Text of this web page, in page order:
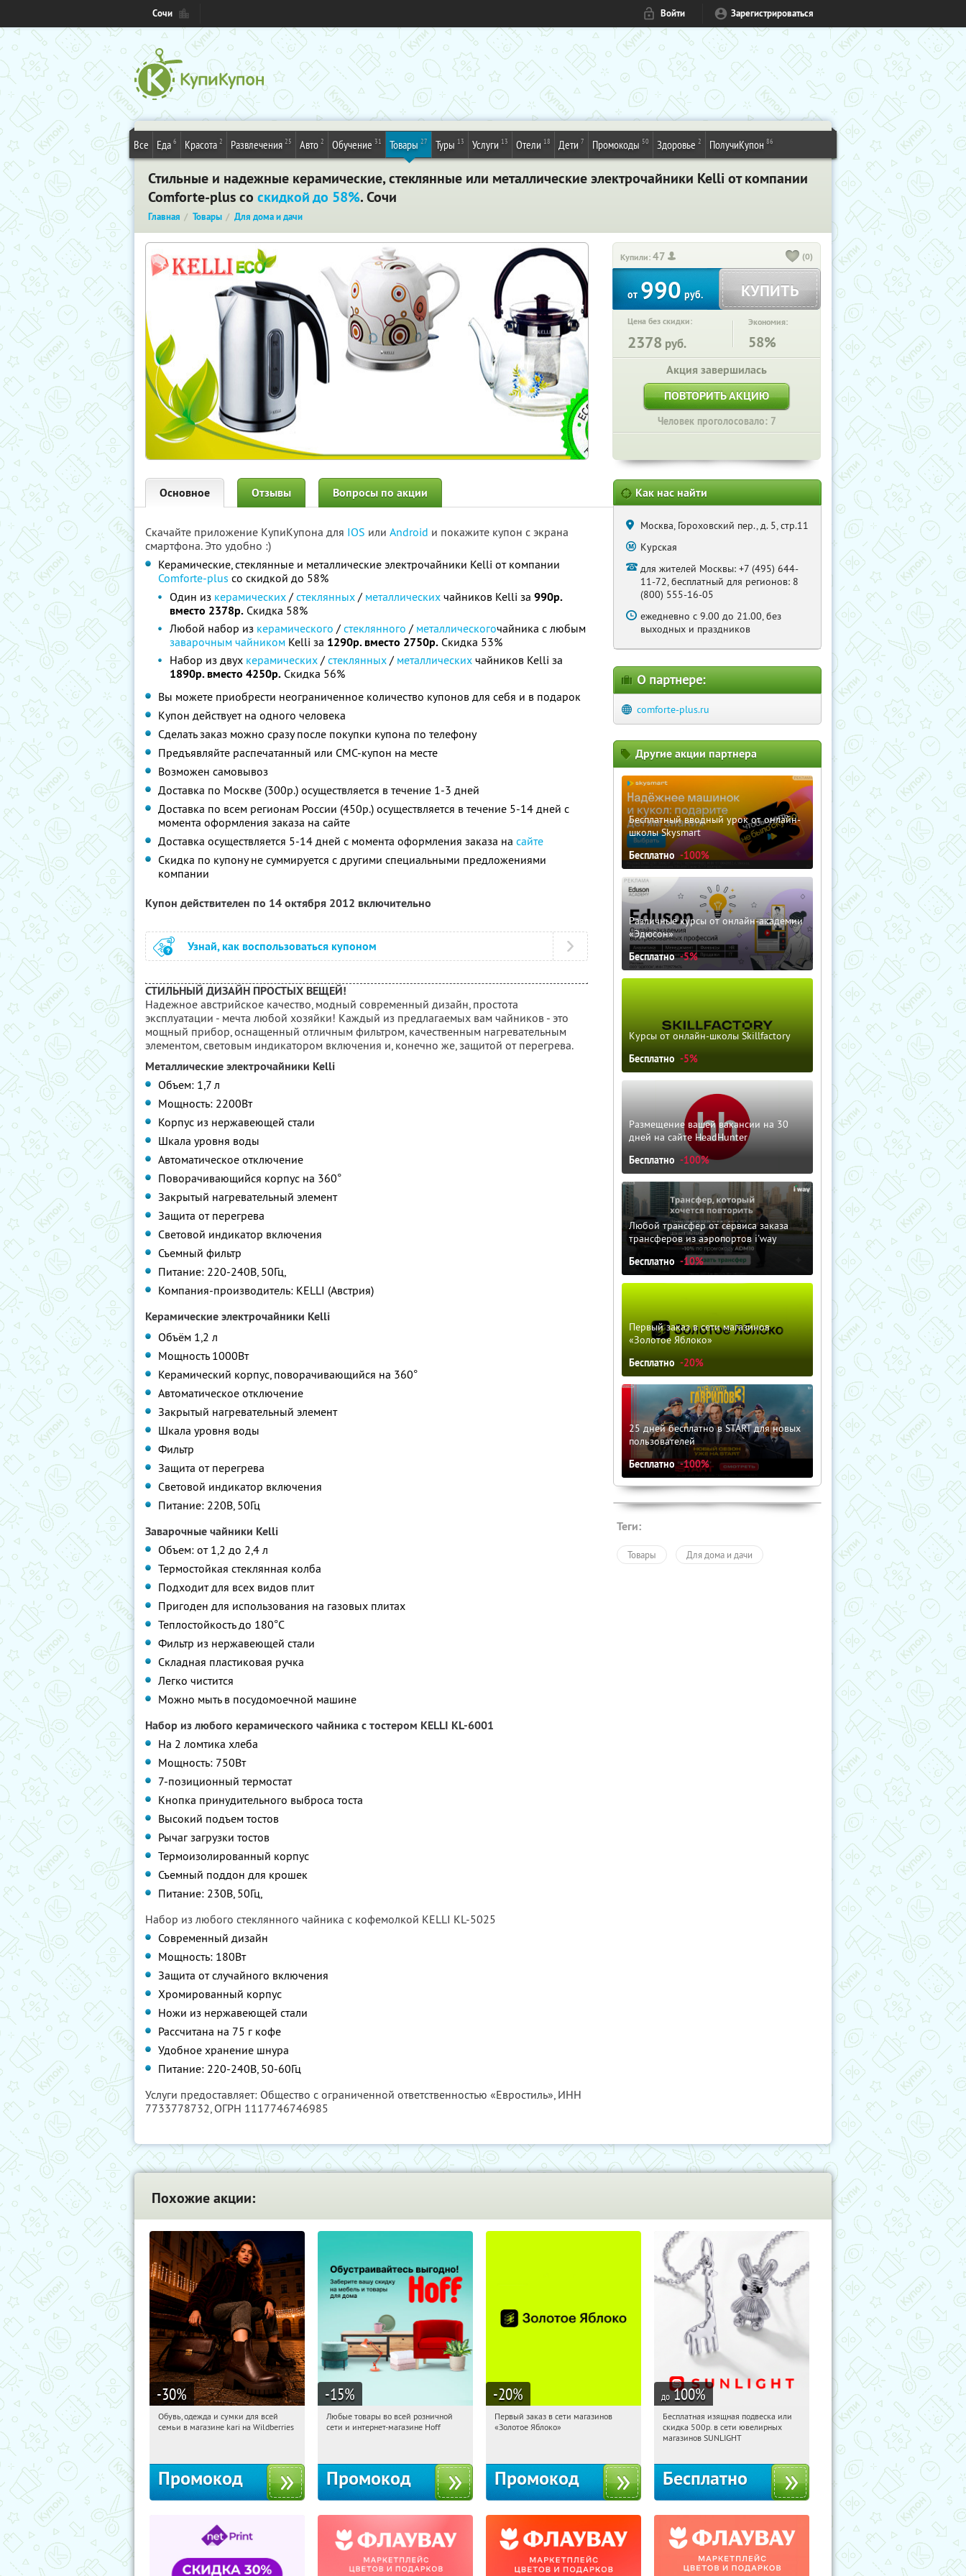
Сочи Войти Зарегистрироваться
Все Еда 6 Красота 2 Развлечения 25 Авто 2 Обучение 31 Товары 27 Туры 13 Услуги 13 Отели 18 Дети 7 Промокоды 50 Здоровье 2 ПолучиКупон 86
Стильные и надежные керамические, стеклянные или металлические электрочайники Kelli от компании
Comforte-plus со скидкой до 58%. Сочи
Главная Товары Для дома и дачи
Купили:47 (0)
от990руб. КУПИТЬ
Цена без скидки:
2378 руб.
Экономия:
58%
Акция завершилась
ПОВТОРИТЬ АКЦИЮ
Человек проголосовало: 7
Основное Отзывы Вопросы по акции
Скачайте приложение КупиКупона для IOS или Android и покажите купон с экрана
смартфона. Это удобно :)
Керамические, стеклянные и металлические электрочайники Kelli от компании
Comforte-plus со скидкой до 58%
Один из керамических / стеклянных / металлических чайников Kelli за 990р.
вместо 2378р. Скидка 58%
Любой набор из керамического / стеклянного / металлическогочайника с любым
заварочным чайником Kelli за 1290р. вместо 2750р. Скидка 53%
Набор из двух керамических / стеклянных / металлических чайников Kelli за
1890р. вместо 4250р. Скидка 56%
Вы можете приобрести неограниченное количество купонов для себя и в подарок
Купон действует на одного человека
Сделать заказ можно сразу после покупки купона по телефону
Предъявляйте распечатанный или СМС-купон на месте
Возможен самовывоз
Доставка по Москве (300р.) осуществляется в течение 1-3 дней
Доставка по всем регионам России (450р.) осуществляется в течение 5-14 дней с
момента оформления заказа на сайте
Доставка осуществляется 5-14 дней с момента оформления заказа на сайте
Скидка по купону не суммируется с другими специальными предложениями
компании
Купон действителен по 14 октября 2012 включительно
Узнай, как воспользоваться купоном
СТИЛЬНЫЙ ДИЗАЙН ПРОСТЫХ ВЕЩЕЙ!
Надежное австрийское качество, модный современный дизайн, простота
эксплуатации - мечта любой хозяйки! Каждый из предлагаемых вам чайников - это
мощный прибор, оснащенный отличным фильтром, качественным нагревательным
элементом, световым индикатором включения и, конечно же, защитой от перегрева.
Металлические электрочайники Kelli
Объем: 1,7 л
Мощность: 2200Вт
Корпус из нержавеющей стали
Шкала уровня воды
Автоматическое отключение
Поворачивающийся корпус на 360°
Закрытый нагревательный элемент
Защита от перегрева
Световой индикатор включения
Съемный фильтр
Питание: 220-240В, 50Гц,
Компания-производитель: KELLI (Австрия)
Керамические электрочайники Kelli
Объём 1,2 л
Мощность 1000Вт
Керамический корпус, поворачивающийся на 360°
Автоматическое отключение
Закрытый нагревательный элемент
Шкала уровня воды
Фильтр
Защита от перегрева
Световой индикатор включения
Питание: 220В, 50Гц
Заварочные чайники Kelli
Объем: от 1,2 до 2,4 л
Термостойкая стеклянная колба
Подходит для всех видов плит
Пригоден для использования на газовых плитах
Теплостойкость до 180°С
Фильтр из нержавеющей стали
Складная пластиковая ручка
Легко чистится
Можно мыть в посудомоечной машине
Набор из любого керамического чайника с тостером KELLI KL-6001
На 2 ломтика хлеба
Мощность: 750Вт
7-позиционный термостат
Кнопка принудительного выброса тоста
Высокий подъем тостов
Рычаг загрузки тостов
Термоизолированный корпус
Съемный поддон для крошек
Питание: 230В, 50Гц,
Набор из любого стеклянного чайника с кофемолкой KELLI KL-5025
Современный дизайн
Мощность: 180Вт
Защита от случайного включения
Хромированный корпус
Ножи из нержавеющей стали
Рассчитана на 75 г кофе
Удобное хранение шнура
Питание: 220-240В, 50-60Гц
Услуги предоставляет: Общество с ограниченной ответственностью «Евростиль», ИНН
7733778732, ОГРН 1117746746985
Как нас найти
Москва, Гороховский пер., д. 5, стр.11
Курская
для жителей Москвы: +7 (495) 644-
11-72, бесплатный для регионов: 8
(800) 555-16-05
ежедневно c 9.00 до 21.00, без
выходных и праздников
О партнере:
comforte-plus.ru
Другие акции партнера
Бесплатный вводный урок от онлайн-
школы Skysmart
Бесплатно -100%
Различные курсы от онлайн-академии
«Эдюсон»
Бесплатно -5%
Курсы от онлайн-школы Skillfactory
Бесплатно -5%
Размещение вашей вакансии на 30
дней на сайте HeadHunter
Бесплатно -100%
Любой трансфер от сервиса заказа
трансферов из аэропортов i'way
Бесплатно -10%
Первый заказ в сети магазинов
«Золотое Яблоко»
Бесплатно -20%
25 дней бесплатно в START для новых
пользователей
Бесплатно -100%
Теги:
Товары Для дома и дачи
Похожие акции:
-30%
18:08:05 Получили:
Обувь, одежда и сумки для всей
семьи в магазине kari на Wildberries
Промокод
-15%
18:08:05 Получили:
Любые товары во всей розничной
сети и интернет-магазине Hoff
Промокод
-20%
18:08:05
Получи первым!
Первый заказ в сети магазинов
«Золотое Яблоко»
Промокод
до 100%
18:08:05 Получили:
Россия
Бесплатная изящная подвеска или
скидка 500р. в сети ювелирных
магазинов SUNLIGHT
Бесплатно